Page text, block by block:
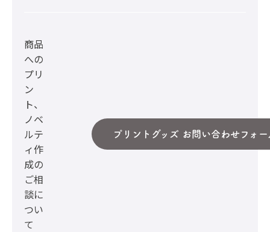
商品
への
プリ
ン
ト、
ノベ
ルテ
ィ作
成の
ご相
談に
つい
て
プリントグッズ お問い合わせフォー